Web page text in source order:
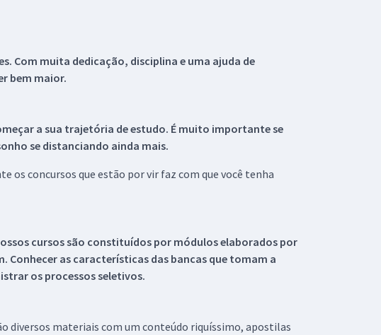
Com muita dedicação, disciplina e uma ajuda de
bem maior.
a sua trajetória de estudo. É muito importante se
se distanciando ainda mais.
os concursos que estão por vir faz com que você tenha
cursos são constituídos por módulos elaborados por
as características das bancas que tomam a
os processos seletivos.
diversos materiais com um conteúdo riquíssimo, apostilas